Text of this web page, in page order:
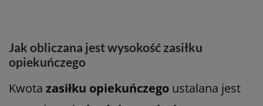
Jak obliczana jest wysokość zasiłku
opiekuńczego
Kwota zasiłku opiekuńczego ustalana jest